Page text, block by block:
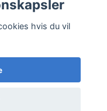
hvis du vil